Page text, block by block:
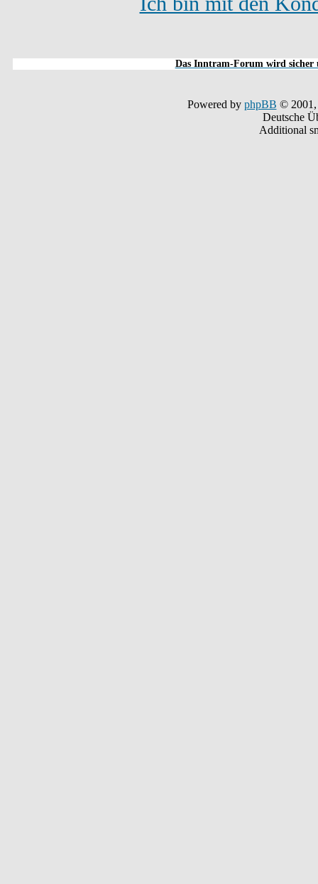
Das Inntram-Forum wird sicher
Powered by phpBB © 2001,
Deutsche
Additional